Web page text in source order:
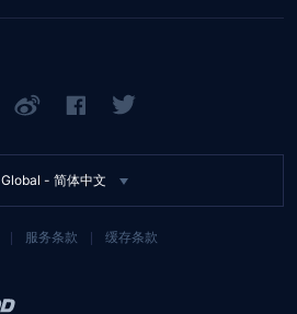
Global - 简体中文
服务条款 缓存条款